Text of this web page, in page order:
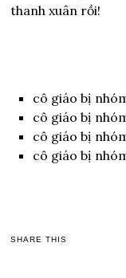
thanh xuân rồi!
cô giáo bị
cô giáo bị
cô giáo bị
cô giáo bị
SHARE THIS